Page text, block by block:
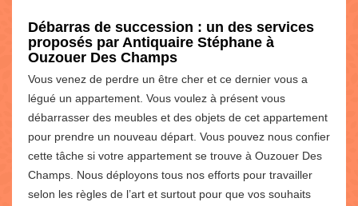
Débarras de succession : un des services
proposés par Antiquaire Stéphane à
Ouzouer Des Champs
Vous venez de perdre un être cher et ce dernier vous a
légué un appartement. Vous voulez à présent vous
débarrasser des meubles et des objets de cet appartement
pour prendre un nouveau départ. Vous pouvez nous confier
cette tâche si votre appartement se trouve à Ouzouer Des
Champs. Nous déployons tous nos efforts pour travailler
selon les règles de l’art et surtout pour que vos souhaits